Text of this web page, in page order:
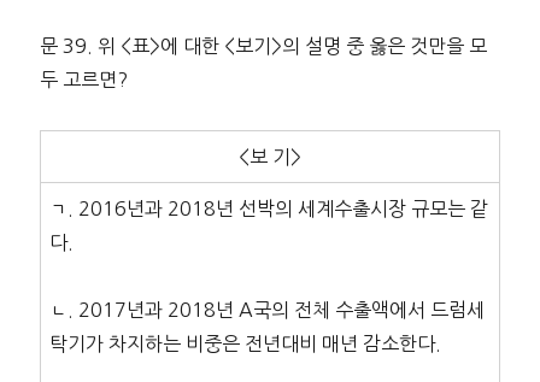
문 39. 위 <표>에 대한 <보기>의 설명 중 옳은 것만을 모
두 고르면?
<보 기>
ㄱ. 2016년과 2018년 선박의 세계수출시장 규모는 같
다.
ㄴ. 2017년과 2018년 A국의 전체 수출액에서 드럼세
탁기가 차지하는 비중은 전년대비 매년 감소한다.